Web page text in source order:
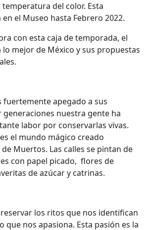
del color. Esta
el Museo hasta Febrero 2022.
con esta caja de temporada, el
mejor de México y sus propuestas
fuertemente apegado a sus
nuestra gente ha
labor por conservarlas vivas.
el mundo mágico creado
Muertos. Las calles se pintan de
con papel picado, flores de
de azúcar y catrinas.
los ritos que nos identifican
que nos apasiona. Esta pasión es la